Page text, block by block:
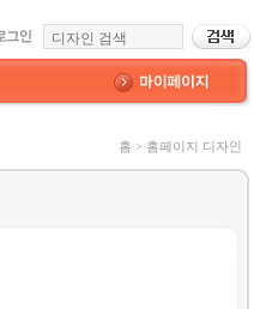
홈 > 홈페이지 디자인